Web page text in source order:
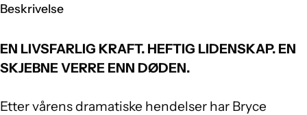
Beskrivelse
EN LIVSFARLIG KRAFT. HEFTIG LIDENSKAP. EN
SKJEBNE VERRE ENN DØDEN.
Etter vårens dramatiske hendelser har Bryce